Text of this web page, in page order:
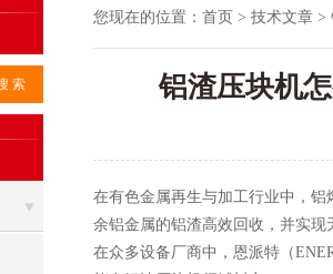
您现在的位置： 首页 > 技术文章 >
铝渣压块机
在有色金属再生与加工行业中，
余铝金属的铝渣高效回收，并实现
在众多设备厂商中，恩派特（